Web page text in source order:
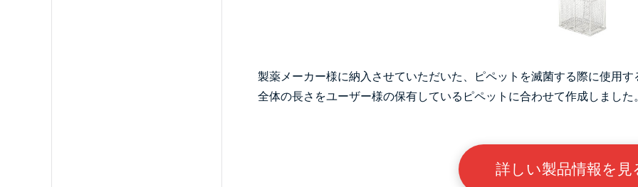
製薬メーカー様に納入させていただいた、ピペットを滅菌する際に使用
全体の長さをユーザー様の保有しているピペットに合わせて作成しました
詳しい製品情報を